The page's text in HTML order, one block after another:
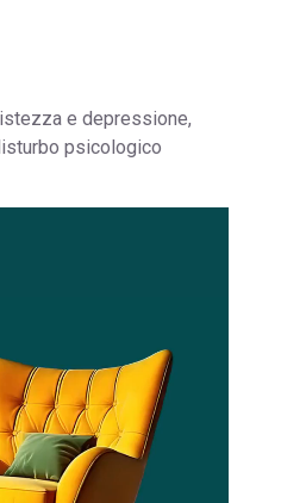
e depressione,
psicologico